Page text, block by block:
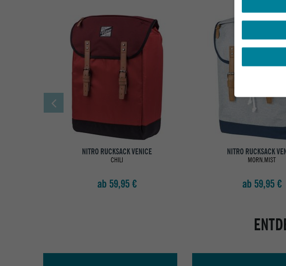
NITRO RUCKSACK VENICE
CHILI
ab 59,95 €
NITRO RUCKSACK
MORN.MIST
ab 59,95 €